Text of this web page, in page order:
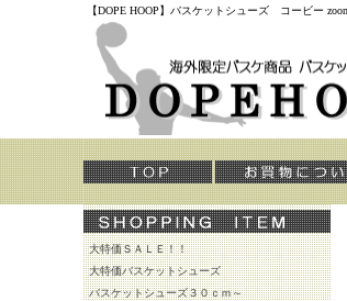
【DOPE HOOP】バスケットシューズ コービ
大特価ＳＡＬＥ！！
大特価バスケットシューズ
バスケットシューズ３０ｃｍ～